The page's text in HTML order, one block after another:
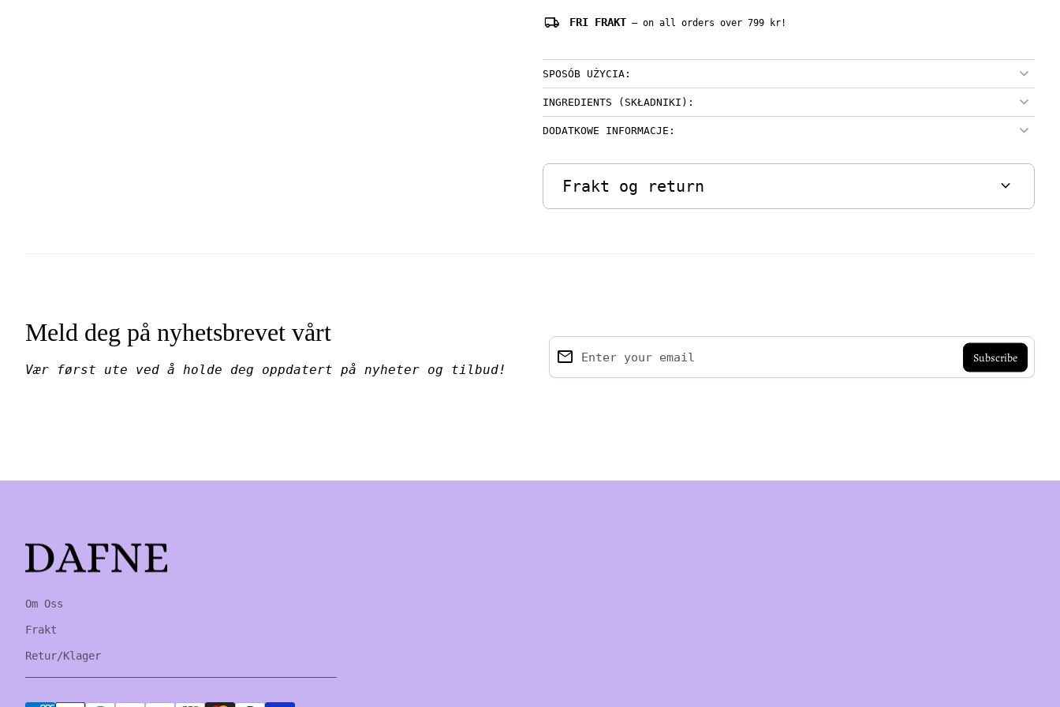
local_shipping FRI FRAKT — on all orders over 799 kr!
SPOSÓB UŻYCIA:
INGREDIENTS (SKŁADNIKI):
DODATKOWE INFORMACJE:
Frakt og return expand_more
Meld deg på nyhetsbrevet vårt
Vær først ute ved å holde deg oppdatert på nyheter og tilbud! Enter your email
email
Om Oss
Frakt
Retur/Klager